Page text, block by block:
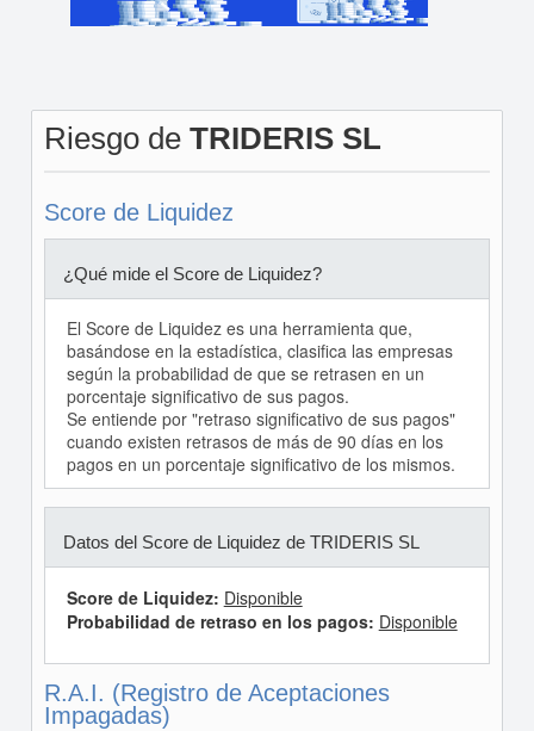
Riesgo de TRIDERIS SL
Score de Liquidez
¿Qué mide el Score de Liquidez?
El Score de Liquidez es una herramienta que,
basándose en la estadística, clasifica las empresas
según la probabilidad de que se retrasen en un
porcentaje significativo de sus pagos.
Se entiende por "retraso significativo de sus pagos"
cuando existen retrasos de más de 90 días en los
pagos en un porcentaje significativo de los mismos.
Datos del Score de Liquidez de TRIDERIS SL
Score de Liquidez: Disponible
Probabilidad de retraso en los pagos: Disponible
R.A.I. (Registro de Aceptaciones
Impagadas)